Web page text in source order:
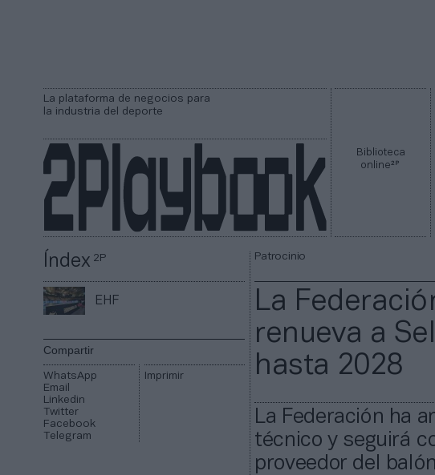
La plataforma de negocios para
la industria del deporte
Biblioteca
online2P
Índex2P
EHF
Compartir
WhatsApp
Email
Linkedin
Twitter
Facebook
Telegram
Imprimir
Patrocinio
La
renueva a
hasta 2028
La Federación ha
técnico y seguirá
proveedor del